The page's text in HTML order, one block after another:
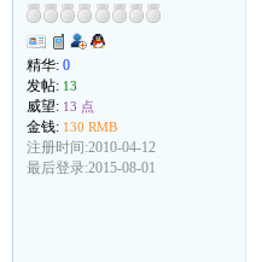
精华: 0
发帖: 13
威望: 13 点
金钱: 130 RMB
注册时间:2010-04-12
最后登录:2015-08-01